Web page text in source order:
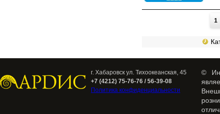
1
г. Хабаровск ул. Тихоокеанская, 45
+7 (4212) 75-76-76 / 56-39-08
Политика конфиденциальности
©